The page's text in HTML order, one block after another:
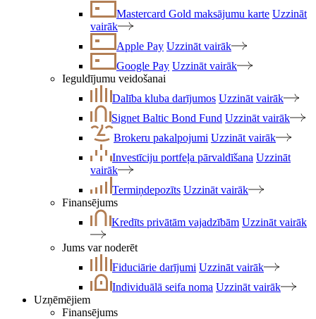
Mastercard Gold maksājumu karte Uzzināt
vairāk
Apple Pay Uzzināt vairāk
Google Pay Uzzināt vairāk
Ieguldījumu veidošanai
Dalība kluba darījumos Uzzināt vairāk
Signet Baltic Bond Fund Uzzināt vairāk
Brokeru pakalpojumi Uzzināt vairāk
Investīciju portfeļa pārvaldīšana Uzzināt
vairāk
Termiņdepozīts Uzzināt vairāk
Finansējums
Kredīts privātām vajadzībām Uzzināt vairāk
Jums var noderēt
Fiduciārie darījumi Uzzināt vairāk
Individuālā seifa noma Uzzināt vairāk
Uzņēmējiem
Finansējums